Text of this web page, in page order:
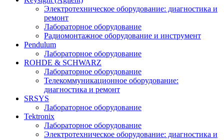
Электротехническое оборудование: диагностика и
ремонт
Лабораторное оборудование
Радиомонтажное оборудование и инструмент
Pendulum
Лабораторное оборудование
ROHDE & SCHWARZ
Лабораторное оборудование
Телекоммуникационное оборудование:
диагностика и ремонт
SRSYS
Лабораторное оборудование
Tektronix
Лабораторное оборудование
Электротехническое оборудование: диагностика и